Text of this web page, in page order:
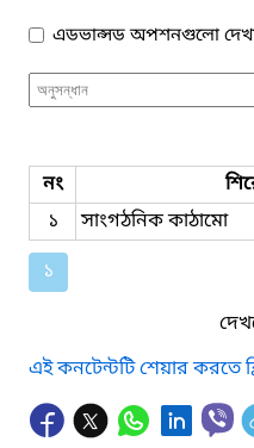
এডভান্সড অপশনগুলো
নং
১
সাংগঠনিক কাঠামো
১
এই কনটেন্টটি শেয়ার করতে